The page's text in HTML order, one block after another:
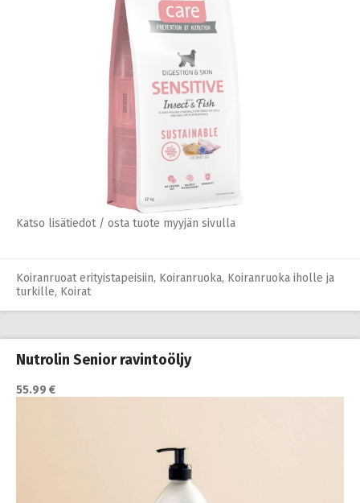
Katso lisätiedot / osta tuote myyjän sivulla
Koiranruoat erityistapeisiin, Koiranruoka, Koiranruoka iholle ja
turkille, Koirat
Nutrolin Senior ravintoöljy
55.99 €